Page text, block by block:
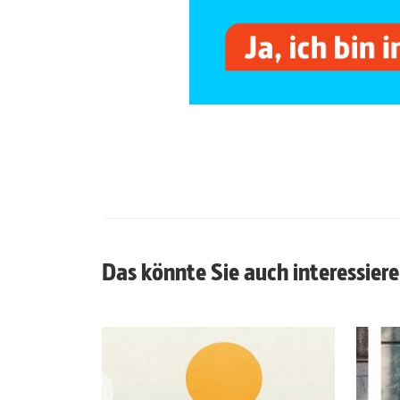
Das könnte Sie auch